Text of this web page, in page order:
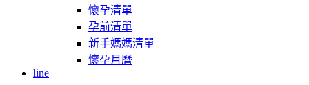
懷孕清單
孕前清單
新手媽媽清單
懷孕月曆
line